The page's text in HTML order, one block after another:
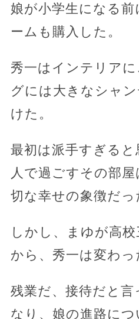
娘が小学生になる
ームも購入した。
秀一はインテリア
グには大きなシャ
けた。
最初は派手すぎる
人で過ごすその部
切な幸せの象徴だっ
しかし、まゆが高
から、秀一は変わっ
残業だ、接待だと言
なり、娘の進路につ